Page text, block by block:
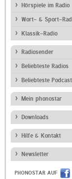
Hörspiele im Radio
Wort- & Sport-
Klassik-Radio
Radiosender
Beliebteste Radios
Beliebteste
Mein phonostar
Downloads
Hilfe & Kontakt
Newsletter
PHONOSTAR AUF